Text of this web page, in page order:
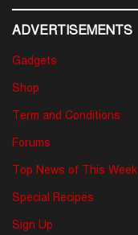
ADVERTISEMENTS
Gadgets
Shop
Term and Conditions
Forums
Top News of This Week
Special Recipes
Sign Up